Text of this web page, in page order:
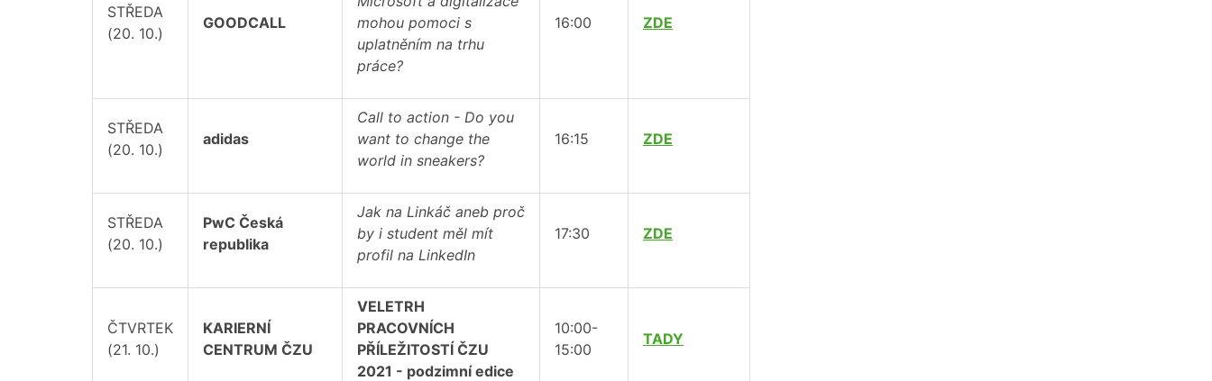
STŘEDA
(20. 10.)
GOODCALL
mohou pomoci s
uplatněním na trhu
práce?
16:00 ZDE
STŘEDA
(20. 10.)
adidas
Call to action - Do you
want to change the
world in sneakers?
16:15 ZDE
STŘEDA
(20. 10.)
PwC Česká
republika
Jak na Linkáč aneb proč
by i student měl mít
profil na LinkedIn
17:30 ZDE
ČTVRTEK
(21. 10.)
KARIERNÍ
CENTRUM ČZU
VELETRH
PRACOVNÍCH
PŘÍLEŽITOSTÍ ČZU
2021 - podzimní edice
10:00-
15:00
TADY